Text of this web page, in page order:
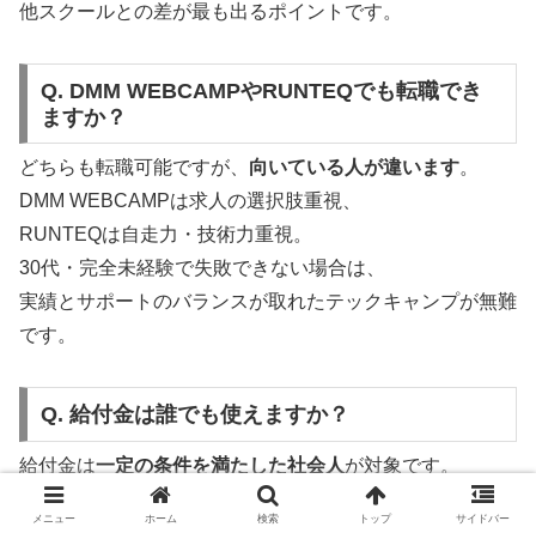
他スクールとの差が最も出るポイントです。
Q. DMM WEBCAMPやRUNTEQでも転職でき
ますか？
どちらも転職可能ですが、 向いている人が違います。
DMM WEBCAMPは求人の選択肢重視、
RUNTEQは自走力・技術力重視。
30代・完全未経験で失敗できない場合は、
実績とサポートのバランスが取れたテックキャンプが無難
です。
Q. 給付金は誰でも使えますか？
給付金は一定の条件を満たした社会人が対象です。
雇用保険の加入期間など条件がありますが、
メニュー ホーム 検索 トップ サイドバー